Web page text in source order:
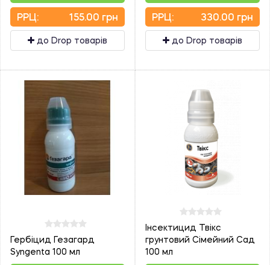
PPЦ: 155.00 грн
до Drop товарів
PPЦ: 330.00 грн
до Drop товарів
Гербіцид Гезагард
Syngenta 100 мл
Інсектицид Твікс
грунтовий Сімейний Сад
100 мл